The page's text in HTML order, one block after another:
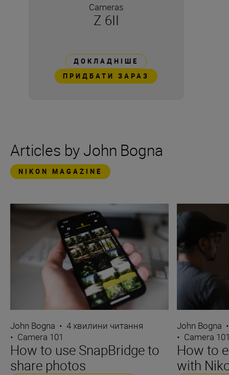
Cameras
Z 6II
ДОКЛАДНІШЕ
ПРИДБАТИ ЗАРАЗ
Articles by John Bogna
NIKON MAGAZINE
John Bogna • 4 хвилини читання
• Camera 101
How to use SnapBridge to
share photos
John Bogna •
• Camera
How to
with